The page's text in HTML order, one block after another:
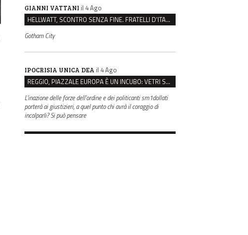
GIANNI VATTANI il 4 Ago
HELLWATT, SCONTRO SENZA FINE. FRATELLI D’ITALIA: “MILANI PORTA DOCUMENTI, DE FRANCO INSULTI”
Gotham City
IPOCRISIA UNICA DEA il 4 Ago
REGGIO, PIAZZALE EUROPA È UN INCUBO: VETRI SPACCATI E FURTI SULLE AUTO IN SOSTA
L'inazione delle forze dell'ordine e dei politicanti sm1dollati
porterà ai giustizieri, a quel punto chi avrà il coraggio di
incolparli? Si può pensare